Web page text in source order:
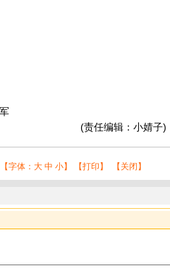
(责任编辑：小婧子)
字体： 大 中 小】 【打印 】 【 关闭 】